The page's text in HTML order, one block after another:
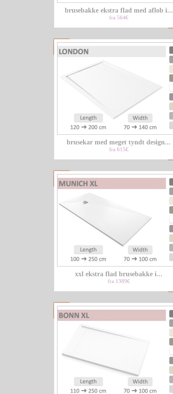
brusebakke ekstra flad med aflob i...
fra 564€
brusekar med meget tyndt design...
fra 615€
xxl ekstra flad brusebakke i...
fra 1389€